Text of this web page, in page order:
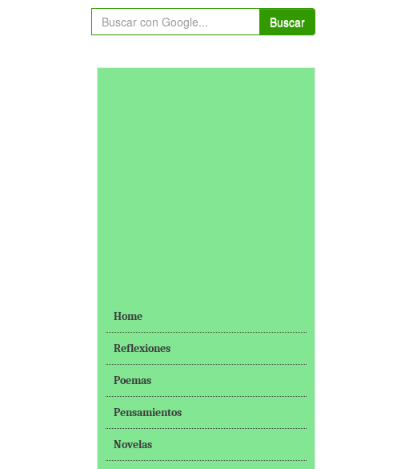
Buscar
Home
Reflexiones
Poemas
Pensamientos
Novelas